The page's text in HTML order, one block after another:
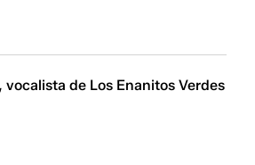
vocalista de Los Enanitos Verdes